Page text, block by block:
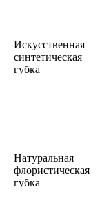
Искусственная
синтетическая
губка
Натуральная
флористическая
губка